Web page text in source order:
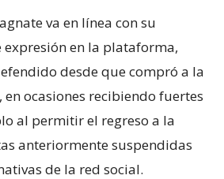
va en línea con su
en la plataforma,
desde que compró a la
en ocasiones recibiendo fuertes
al permitir el regreso a la
anteriormente suspendidas
de la red social.